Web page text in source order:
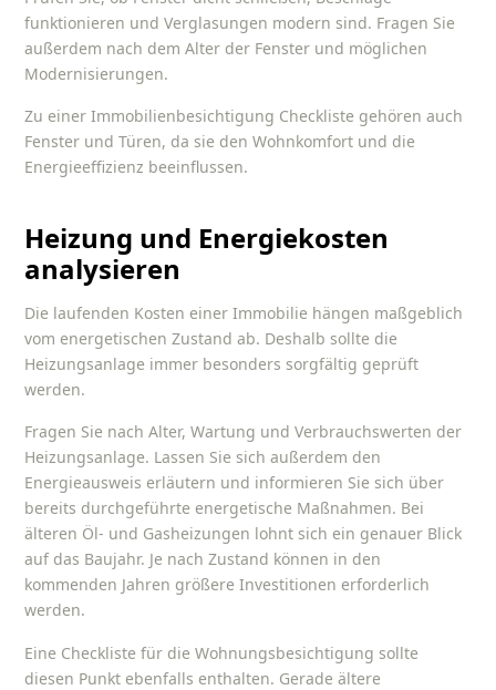
funktionieren und Verglasungen modern sind. Fragen Sie
außerdem nach dem Alter der Fenster und möglichen
Modernisierungen.
Zu einerImmobilienbesichtigung Checkliste gehören auch
Fenster und Türen, da sie den Wohnkomfort und die
Energieeffizienz beeinflussen.
Heizung und Energiekosten
analysieren
Die laufenden Kosten einer Immobilie hängen maßgeblich
vom energetischen Zustand ab. Deshalb sollte die
Heizungsanlage immer besonders sorgfältig geprüft
werden.
Fragen Sie nach Alter, Wartung und Verbrauchswerten der
Heizungsanlage. Lassen Sie sich außerdem den
Energieausweis erläutern und informieren Sie sich über
bereits durchgeführte energetische Maßnahmen. Bei
älteren Öl- und Gasheizungen lohnt sich ein genauer Blick
auf das Baujahr. Je nach Zustand können in den
kommenden Jahren größere Investitionen erforderlich
werden.
Eine Checkliste für die Wohnungsbesichtigung sollte
diesen Punkt ebenfalls enthalten. Gerade ältere